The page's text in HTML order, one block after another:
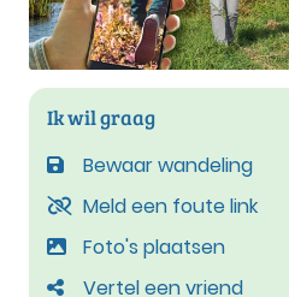
Ik wil graag
Bewaar wandeling
Meld een foute link
Foto's plaatsen
Vertel een vriend